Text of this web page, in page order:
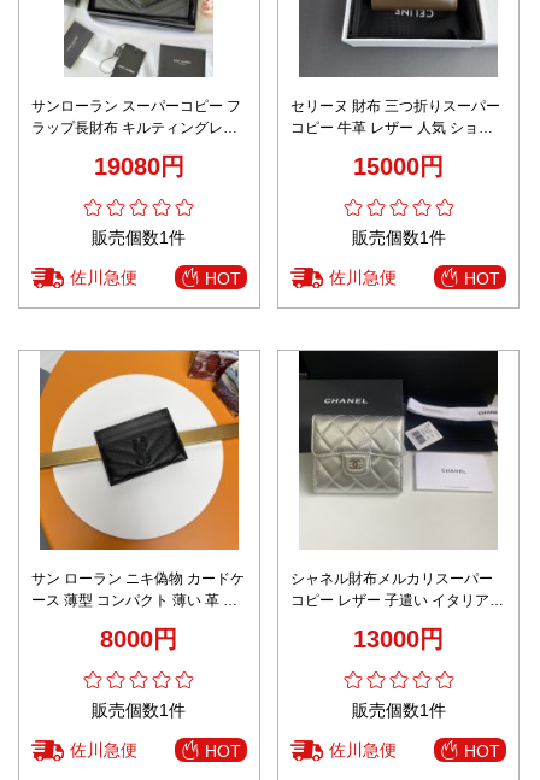
サンローラン スーパーコピー フ
ラップ長財布 キルティングレザ
19080円
販売個数1件
佐川急便 HOT
セリーヌ 財布 三つ折りスーパー
コピー 牛革 レザー 人気 ショッ
15000円
販売個数1件
佐川急便 HOT
サン ローラン ニキ偽物 カードケ
ース 薄型 コンパクト 薄い 革 カ
8000円
販売個数1件
佐川急便 HOT
シャネル財布メルカリスーパー
コピー レザー 子遣い イタリア革
折り シルバー13000円
販売個数1件
佐川急便 HOT